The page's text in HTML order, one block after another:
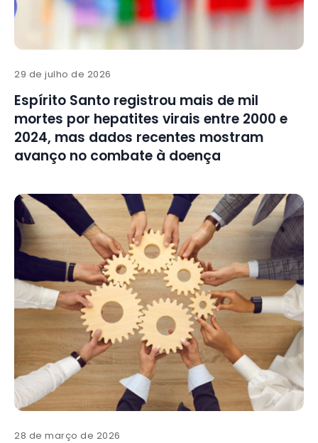
29 de julho de 2026
Espírito Santo registrou mais de mil
mortes por hepatites virais entre 2000 e
2024, mas dados recentes mostram
avanço no combate à doença
28 de março de 2026